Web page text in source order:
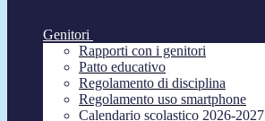
Genitori
Rapporti con i genitori
Patto educativo
Regolamento di disciplina
Regolamento uso smartphone
Calendario scolastico 2026-2027